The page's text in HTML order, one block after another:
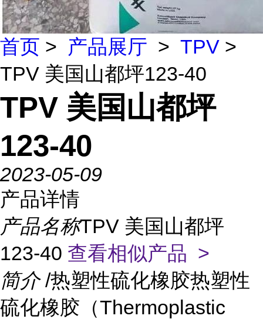
首页 > 产品展厅 > TPV >
TPV 美国山都坪123-40
TPV 美国山都坪
123-40
2023-05-09
产品详情
产品名称TPV 美国山都坪
123-40 查看相似产品 >
简介 /热塑性硫化橡胶热塑性
硫化橡胶（Thermoplastic